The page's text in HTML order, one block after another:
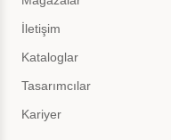
İletişim
Kataloglar
Tasarımcılar
Kariyer